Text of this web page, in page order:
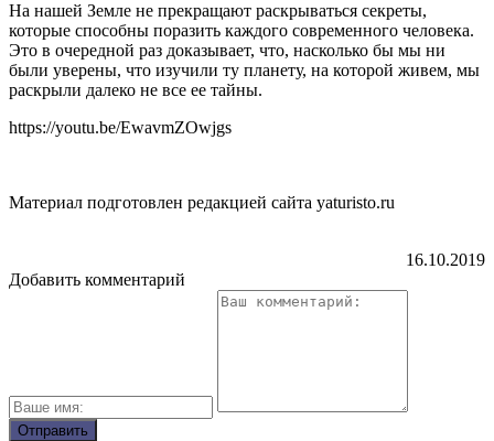
На нашей Земле не прекращают раскрываться секреты,
которые способны поразить каждого современного человека.
Это в очередной раз доказывает, что, насколько бы мы ни
были уверены, что изучили ту планету, на которой живем, мы
раскрыли далеко не все ее тайны.
https://youtu.be/EwavmZOwjgs
Материал подготовлен редакцией сайта yaturisto.ru
16.10.2019
Добавить комментарий